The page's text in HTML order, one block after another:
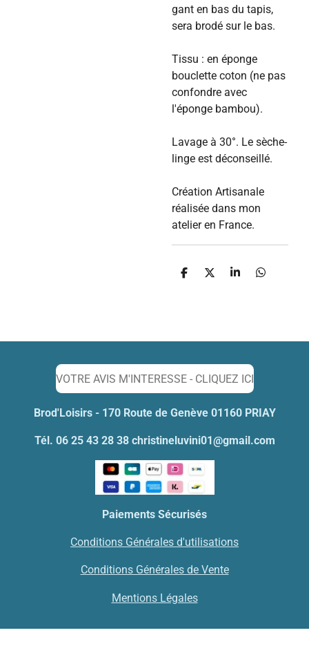
gant en bas du tapis,
sera brodé sur le bas.
Tissu : en éponge
bouclette coton (ne pas
confondre avec
l'éponge bambou).
Lavage à 30°. Le sèche-
linge est déconseillé.
Création Artisanale
réalisée dans mon
atelier en France.
P
P
P
P
VOTRE AVIS M'INTERESSE - CLIQUEZ ICI
Brod'Loisirs - 170 Route de Genève 01160 PRIAY
Tél. 06 25 43 28 38 christineluvini01@gmail.com
Paiements Sécurisés
Conditions Générales d'utilisations
Conditions Générales de Vente
Mentions Légales